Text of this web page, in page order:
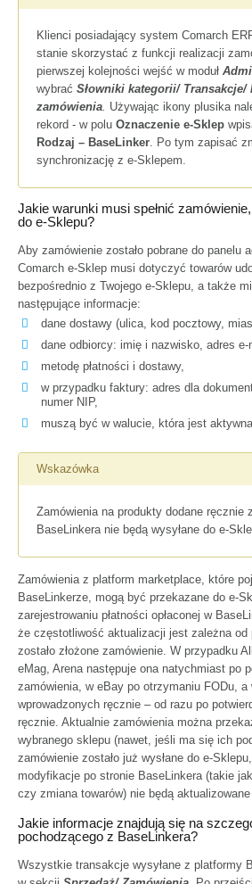
Klienci posiadający system Comarch
stanie skorzystać z funkcji realizacji
pierwszej kolejności wejść w moduł
wybrać Słowniki kategorii/ Transakcje/
zamówienia Używając ikony plusika
rekord - w polu Oznaczenie e-Sklep
Rodzaj – BaseLinker . Po tym zapisać
synchronizację z e-Sklepem.
Jakie warunki musi spełnić
do e-Sklepu?
Aby zamówienie zostało pobrane do panelu
Comarch e-Sklep musi dotyczyć towarów
bezpośrednio z Twojego e-Sklepu, a także
następujące informacje:
dane dostawy (ulica, kod pocztowy,
dane odbiorcy: imię i nazwisko, adres e-
metodę płatności i dostawy,
w przypadku faktury: adres dla
numer NIP,
muszą być w walucie, która jest
Wskazówka
Zamówienia na produkty dodane ręcznie
BaseLinkera nie będą wysyłane do e-
Zamówienia z platform marketplace, które
BaseLinkerze, mogą być przekazane do e-
zarejestrowaniu płatności opłaconej w
że częstotliwość aktualizacji jest zależna od
zostało złożone zamówienie. W przypadku
eMag, Arena następuje ona natychmiast po
zamówienia, w eBay po otrzymaniu FODu,
wprowadzonych ręcznie – od razu po
ręcznie. Aktualnie zamówienia można
wybranego sklepu (nawet, jeśli ma się ich
zamówienie zostało już wysłane do e-
modyfikacje po stronie BaseLinkera (takie
czy zmiana towarów) nie będą aktualizowane
Jakie informacje znajdują się na
pochodzącego z BaseLinkera?
Wszystkie transakcje wysyłane z platformy